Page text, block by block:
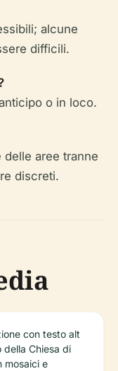
alcune
difficili.
o in loco.
delle aree tranne
discreti.
con testo alt
Chiesa di
mosaici e